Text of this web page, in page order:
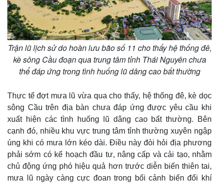
e
Trận lũ lịch sử do hoàn lưu bão số 11 cho thấy hệ thống đê,
kè sông Cầu đoạn qua trung tâm tỉnh Thái Nguyên chưa
thể đáp ứng trong tình huống lũ dâng cao bất thường
Thực tế đợt mưa lũ vừa qua cho thấy, hệ thống đê, kè dọc
sông Cầu trên địa bàn chưa đáp ứng được yêu cầu khi
xuất hiện các tình huống lũ dâng cao bất thường. Bên
cạnh đó, nhiều khu vực trung tâm tỉnh thường xuyên ngập
úng khi có mưa lớn kéo dài. Điều này đòi hỏi địa phương
phải sớm có kế hoạch đầu tư, nâng cấp và cải tạo, nhằm
chủ động ứng phó hiệu quả hơn trước diễn biến thiên tai,
mưa lũ ngày càng cực đoan trong bối cảnh biến đổi khí